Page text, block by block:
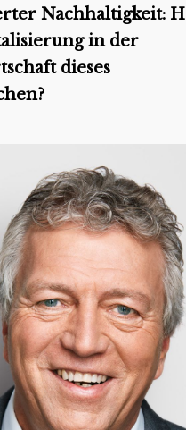
Nachhaltigkeit:
in der
dieses